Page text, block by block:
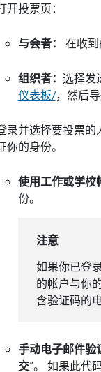
开投票页：
与会者： 在收
组织者： 选择发
仪表板/，然后
录并选择要投票的
你的身份。
使用工作或学校
份。
注意
如果你已登
的帐户与你
含验证码的
手动电子邮件验
交”。 如果此代